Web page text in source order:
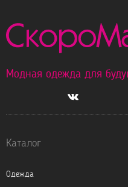
Модная одежда для
Каталог
Одежда